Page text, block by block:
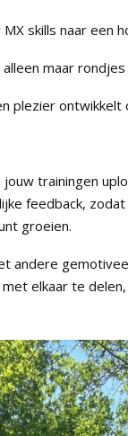
skills naar een
maar
plezier ontwikkelt
trainingen
feedback,
groeien.
andere
elkaar te